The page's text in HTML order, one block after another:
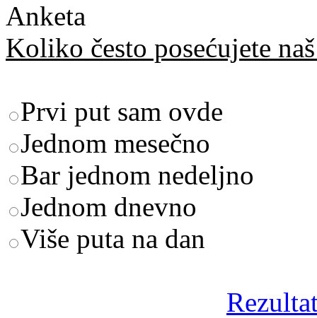
Anketa
Koliko često posećujete
Prvi put sam ovde
Jednom mesečno
Bar jednom nedeljno
Jednom dnevno
Više puta na dan